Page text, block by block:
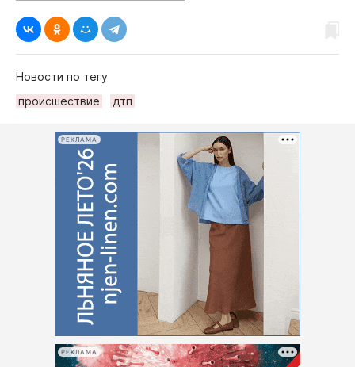
Новости по тегу
происшествие
дтп
РЕКЛАМА
РЕКЛАМА